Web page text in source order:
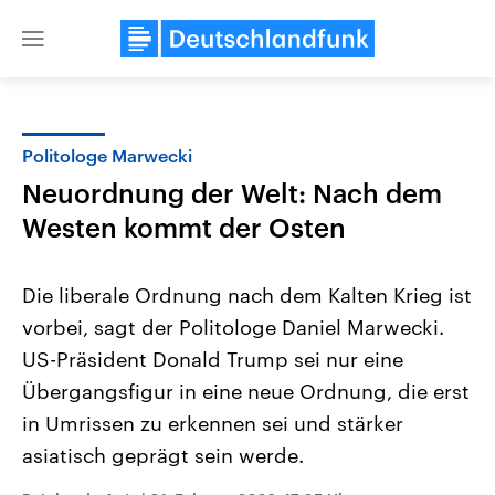
Close
Landtagswahl Sachsen-Anhalt
2026
Alle Informationen
September 2026 einen neuen
Bundesland von einer Koalition aus
USA
Aktuelle Beiträge,
Hintergründe
gehören die Vereinigten
mit großem Einfluss auf
Politologe Marwecki
Neuordnung der Welt: Nach dem
Westen kommt der Osten
Die liberale Ordnung nach dem Kalten Krieg ist
vorbei, sagt der Politologe Daniel Marwecki.
US-Präsident Donald Trump sei nur eine
Übergangsfigur in eine neue Ordnung, die erst
in Umrissen zu erkennen sei und stärker
asiatisch geprägt sein werde.